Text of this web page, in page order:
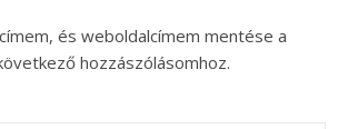
és weboldalcímem mentése a
hozzászólásomhoz.